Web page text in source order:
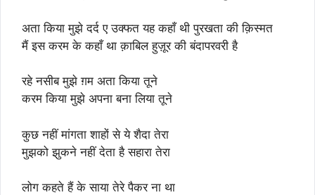
अता किया मुझे दर्द ए उक्फत यह कहाँ थी पुरखता की क़िस्मत
मैं इस करम के कहाँ था क़ाबिल हुज़ूर की बंदापरवरी है
रहे नसीब मुझे ग़म अता किया तूने
करम किया मुझे अपना बना लिया तूने
कुछ नहीं मांगता शाहों से ये शैदा तेरा
मुझको झुकने नहीं देता है सहारा तेरा
लोग कहते हैं के साया तेरे पैकर ना था